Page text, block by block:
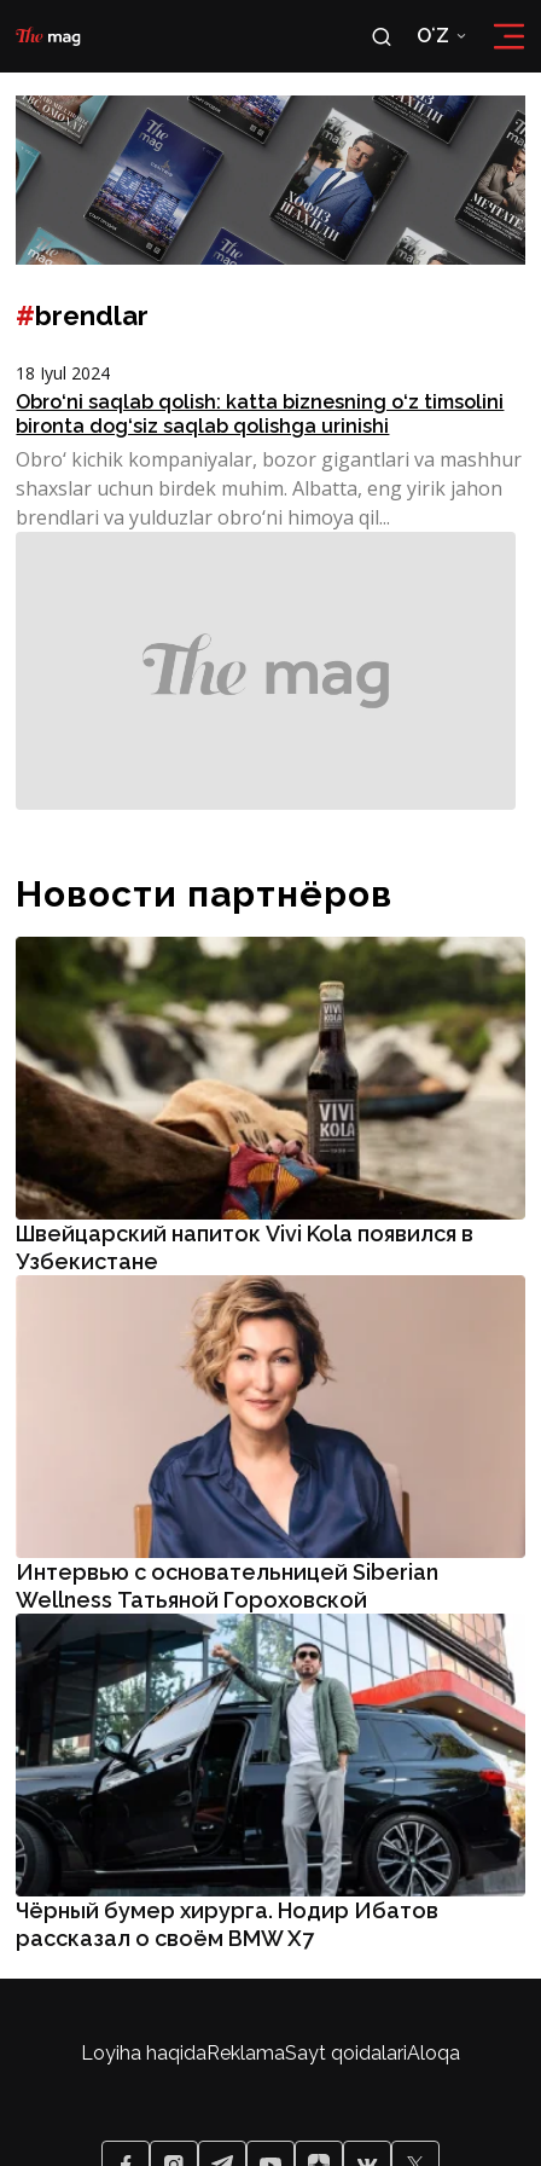
OʻZ
RU
OʻZ
#brendlar
18 Iyul 2024
Obro‘ni saqlab qolish: katta biznesning o‘z timsolini
bironta dog‘siz saqlab qolishga urinishi
Obro‘ kichik kompaniyalar, bozor gigantlari va mashhur
shaxslar uchun birdek muhim. Albatta, eng yirik jahon
brendlari va yulduzlar obro‘ni himoya qil...
Новости партнёров
Швейцарский напиток Vivi Kola появился в
Узбекистане
Интервью с основательницей Siberian
Wellness Татьяной Гороховской
Чёрный бумер хирурга. Нодир Ибатов
рассказал о своём BMW X7
Loyiha haqidaReklamaSayt qoidalariAloqa